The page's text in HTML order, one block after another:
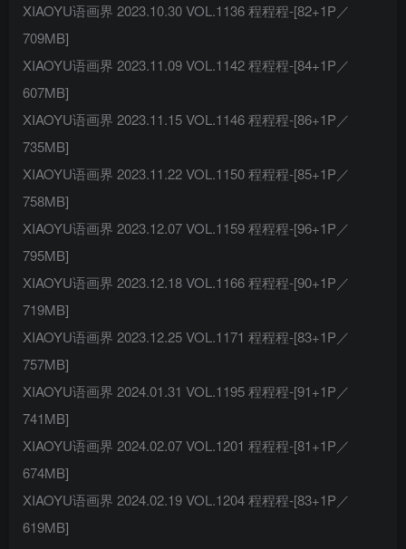
XIAOYU语画界 2023.10.30 VOL.1136 程程程-[82+1P／
709MB]
XIAOYU语画界 2023.11.09 VOL.1142 程程程-[84+1P／
607MB]
XIAOYU语画界 2023.11.15 VOL.1146 程程程-[86+1P／
735MB]
XIAOYU语画界 2023.11.22 VOL.1150 程程程-[85+1P／
758MB]
XIAOYU语画界 2023.12.07 VOL.1159 程程程-[96+1P／
795MB]
XIAOYU语画界 2023.12.18 VOL.1166 程程程-[90+1P／
719MB]
XIAOYU语画界 2023.12.25 VOL.1171 程程程-[83+1P／
757MB]
XIAOYU语画界 2024.01.31 VOL.1195 程程程-[91+1P／
741MB]
XIAOYU语画界 2024.02.07 VOL.1201 程程程-[81+1P／
674MB]
XIAOYU语画界 2024.02.19 VOL.1204 程程程-[83+1P／
619MB]